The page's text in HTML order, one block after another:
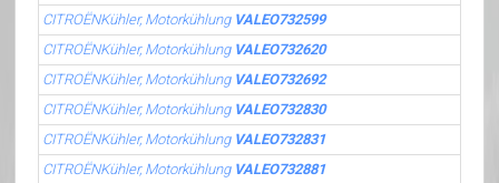
CITROËNKühler, Motorkühlung VALEO732599
CITROËNKühler, Motorkühlung VALEO732620
CITROËNKühler, Motorkühlung VALEO732692
CITROËNKühler, Motorkühlung VALEO732830
CITROËNKühler, Motorkühlung VALEO732831
CITROËNKühler, Motorkühlung VALEO732881